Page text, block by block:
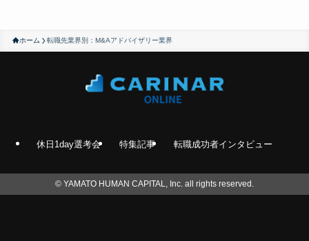
ホーム 転職先業界別：M&Aアドバイザリー業界
休日1day選考会 特集記事 転職成功者インタビュー
© YAMATO HUMAN CAPITAL, Inc. all rights reserved.